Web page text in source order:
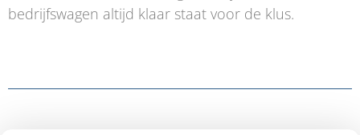
bedrijfswagen altijd klaar staat voor de klus.